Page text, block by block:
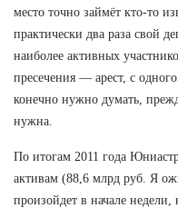
место точно займёт кто-то
практически два раза свой
наиболее активных
пресечения — арест, с
конечно нужно думать,
нужна.
По итогам 2011 года
активам (88,6 млрд руб. Я
произойдет в начале